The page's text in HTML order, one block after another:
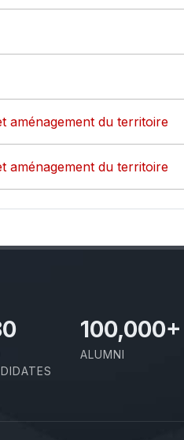
aménagement du territoire
aménagement du territoire
100,000+
ALUMNI